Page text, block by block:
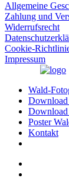
Allgemeine
Zahlung und
Widerrufsrecht
Cookie-
Impressum
Wald-
Poster
Kontakt